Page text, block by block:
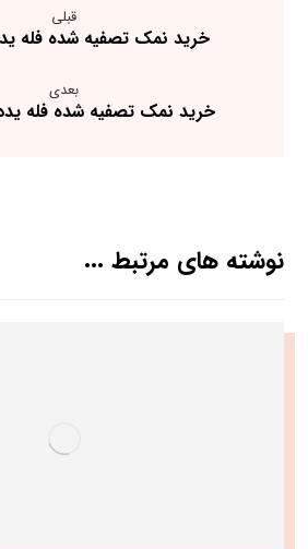
قبلی
خرید نمک تصفیه شده فله
بعدی
خرید نمک تصفیه شده فله
نوشته های مرتبط ...